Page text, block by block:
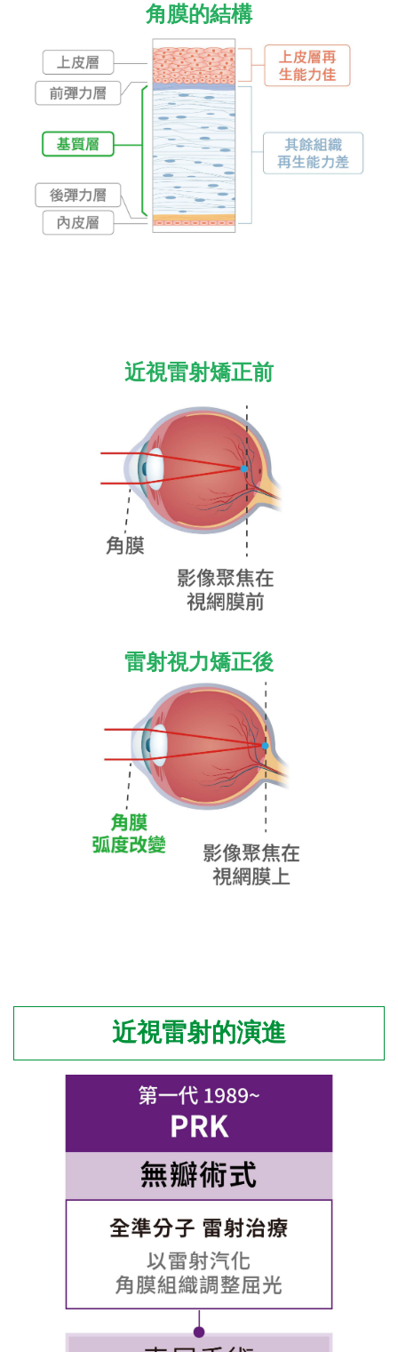
角膜的結構
近視雷射矯正前
雷射視力矯正後
近視雷射的演進